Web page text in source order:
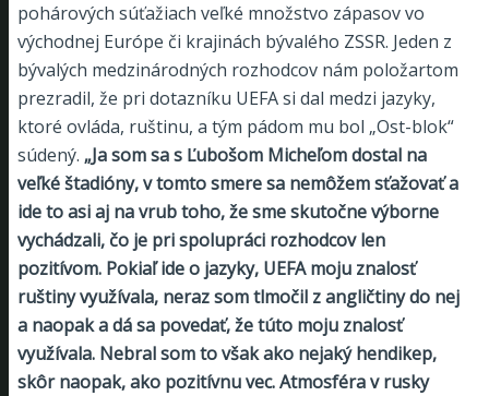
pohárových súťažiach veľké množstvo zápasov vo
východnej Európe či krajinách bývalého ZSSR. Jeden z
bývalých medzinárodných rozhodcov nám položartom
prezradil, že pri dotazníku UEFA si dal medzi jazyky,
ktoré ovláda, ruštinu, a tým pádom mu bol „Ost-blok“
súdený. „Ja som sa s Ľubošom Micheľom dostal na
veľké štadióny, v tomto smere sa nemôžem sťažovať a
ide to asi aj na vrub toho, že sme skutočne výborne
vychádzali, čo je pri spolupráci rozhodcov len
pozitívom. Pokiaľ ide o jazyky, UEFA moju znalosť
ruštiny využívala, neraz som tlmočil z angličtiny do nej
a naopak a dá sa povedať, že túto moju znalosť
využívala. Nebral som to však ako nejaký hendikep,
skôr naopak, ako pozitívnu vec. Atmosféra v rusky